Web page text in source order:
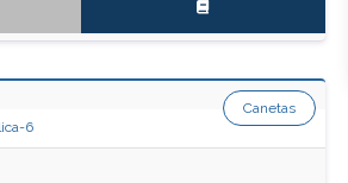
Canetas